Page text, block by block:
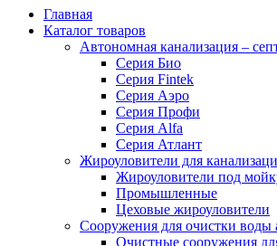
Главная
Каталог товаров
Автономная канализация –
Серия Био
Серия Fintek
Серия Аэро
Серия Профи
Серия Alfa
Серия Атлант
Жироуловители для
Жироуловители под
Промышленные
Цеховые жироуловители
Сооружения для очистки воды
Очистные сооружения